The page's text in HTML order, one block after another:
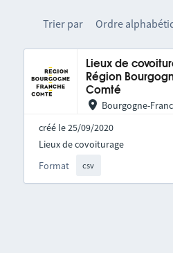
Trier par Ordre
Lieux de
Région
Comté
Bourgogne-
créé le 25/09/2020
Format csv
Lieux de covoiturage